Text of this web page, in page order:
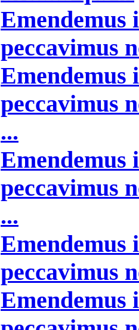
Emendemus
peccavimus
Emendemus
peccavimus
...
Emendemus
peccavimus
...
Emendemus
peccavimus
Emendemus